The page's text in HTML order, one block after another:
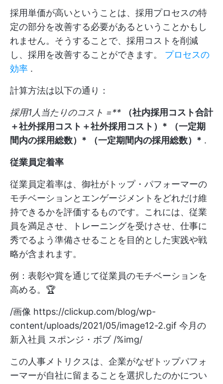
採用単価が高いということは、採用プロセスの特
定の部分を改善する必要があるということかもし
れません。そうすることで、採用コストを削減
し、採用を改善することができます。 プロセスの
効率 .
計算方法は以下の通り：
採用1人当たりのコスト =**
（社内採用コスト合計
＋社外採用コスト＋社外採用コスト）*
（一定期
間内の採用総数）*
（一定期間内の採用総数）* .
従業員定着率
従業員定着率は、御社がトップ・パフォーマーの
モチベーションとエンゲージメントをどれだけ維
持できるかを評価するものです。これには、従業
員を満足させ、トレーニングを受けさせ、仕事に
秀でるよう準備させることを目的とした実践や戦
略が含まれます。
例：表彰や賞を通じて従業員のモチベーションを
高める。🏆
/画像 https://clickup.com/blog/wp-
content/uploads/2021/05/image12-2.gif 今月の
新入社員 スポンジ・ボブ /%img/
この人事メトリクスは、企業がなぜトップパフォ
ーマーが自社に留まることを選択したのかについ